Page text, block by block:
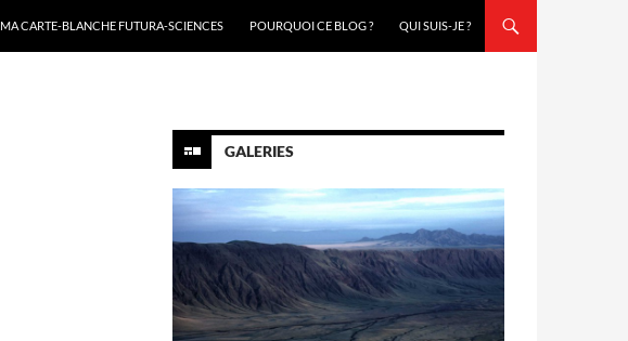
MA CARTE-BLANCHE FUTURA-SCIENCES
POURQUOI CE BLOG ? QUI SUIS-JE ?
GALERIES